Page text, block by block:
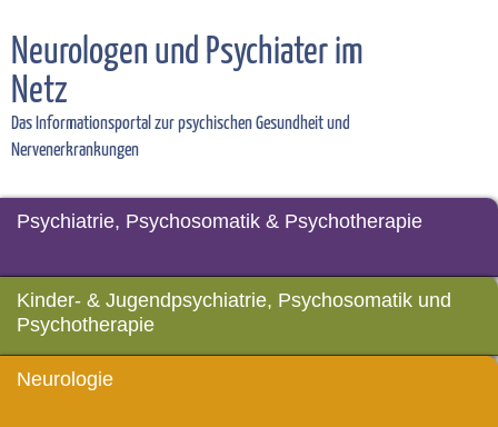
Neurologen und Psychiater im
Netz
Das Informationsportal zur psychischen Gesundheit und
Nervenerkrankungen
Psychiatrie, Psychosomatik & Psychotherapie
Kinder- & Jugendpsychiatrie, Psychosomatik und
Psychotherapie
Neurologie